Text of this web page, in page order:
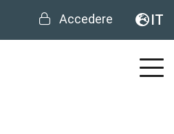
Accedere IT